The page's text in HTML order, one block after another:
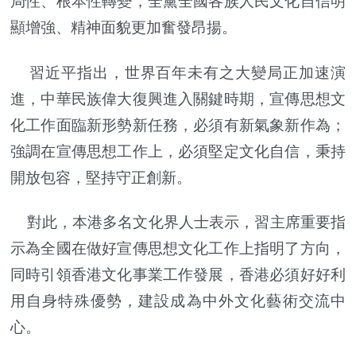
顯增強、精神面貌更加奮發昂揚。
習近平指出，世界百年未有之大變局正加速演
進，中華民族偉大復興進入關鍵時期，宣傳思想文
化工作面臨新形勢新任務，必須有新氣象新作為；
強調在宣傳思想工作上，必須堅定文化自信，秉持
開放包容，堅持守正創新。
對此，本港多名文化界人士表示，習主席重要指
示為全國在做好宣傳思想文化工作上指明了方向，
同時引領香港文化事業工作發展，香港必須好好利
用自身特殊優勢，建設成為中外文化藝術交流中
心。